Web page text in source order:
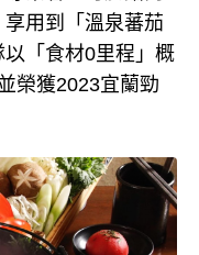
享用到「溫泉蕃茄
「食材0里程」概
榮獲2023宜蘭勁